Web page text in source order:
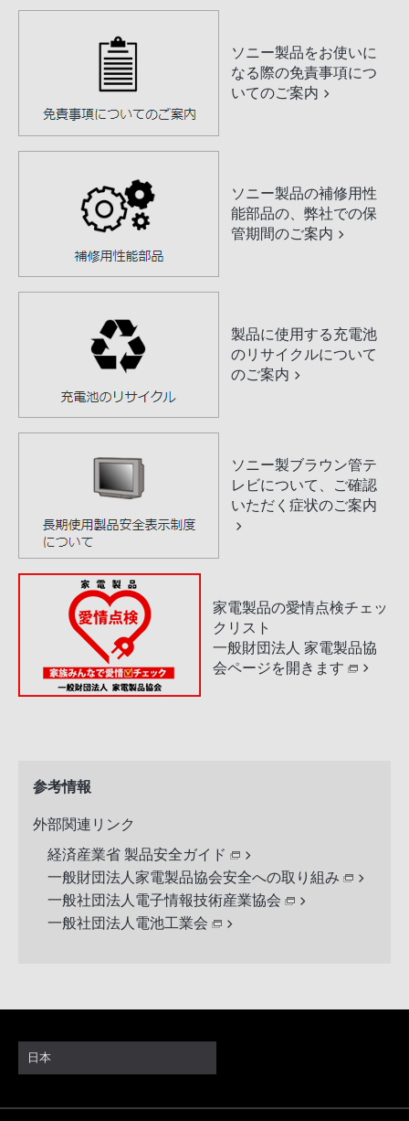
ソニー製品をお使いに
なる際の免責事項につ
いてのご案内
ソニー製品の補修用性
能部品の、弊社での保
管期間のご案内
製品に使用する充電池
のリサイクルについて
のご案内
ソニー製ブラウン管テ
レビについて、ご確認
いただく症状のご案内
家電製品の愛情点検チェッ
クリスト
一般財団法人 家電製品協
会ページを開きます
参考情報
外部関連リンク
経済産業省 製品安全ガイド
一般財団法人家電製品協会安全への取り組み
一般社団法人電子情報技術産業協会
一般社団法人電池工業会
日本